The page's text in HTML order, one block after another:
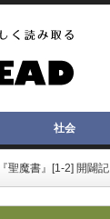
社会
『聖魔書』[1-2] 開闢記